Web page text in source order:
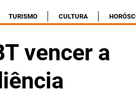
TURISMO CULTURA
vencer a